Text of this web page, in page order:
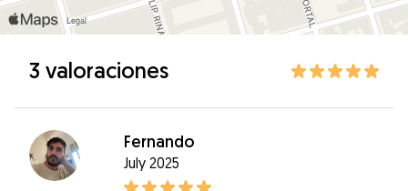
3 valoraciones
Fernando
July 2025